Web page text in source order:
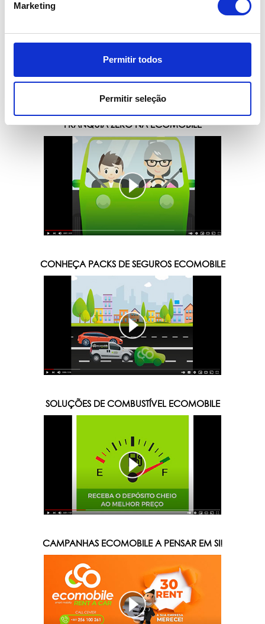
Marketing
Permitir todos
Permitir seleção
FRANQUIA ZERO NA ECOMOBILE
CONHEÇA PACKS DE SEGUROS ECOMOBILE
SOLUÇÕES DE COMBUSTÍVEL ECOMOBILE
CAMPANHAS ECOMOBILE A PENSAR EM SI!